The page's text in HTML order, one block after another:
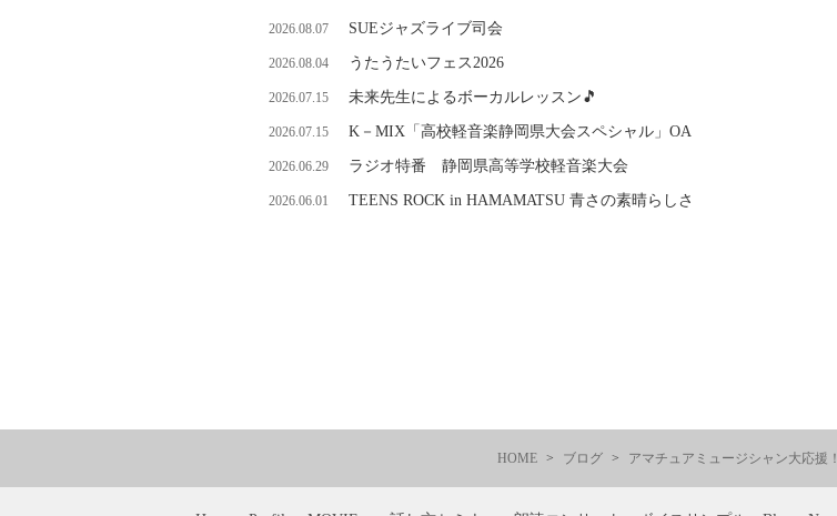
2026.08.07 SUEジャズライブ司会
2026.08.04 うたうたいフェス2026
2026.07.15 未来先生によるボーカルレッスン🎵
2026.07.15 K－MIX「高校軽音楽静岡県大会スペシャル」OA
2026.06.29 ラジオ特番 静岡県高等学校軽音楽大会
2026.06.01 TEENS ROCK in HAMAMATSU 青さの素晴らしさ
HOME ブログ アマチュアミュージシャン大応援！